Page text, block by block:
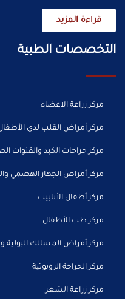
قراءة المزيد
التخصصات الطبية
مركز زراعة الاعضاء
مركز أمراض القلب لدى
مركز جراحات الكبد والقنوات
مركز أمراض الجهاز الهضمي
مركز أطفال الأنابيب
مركز طب الأطفال
مركز أمراض المسالك البولية
مركز الجراحة الروبوتية
مركز زراعة الشعر